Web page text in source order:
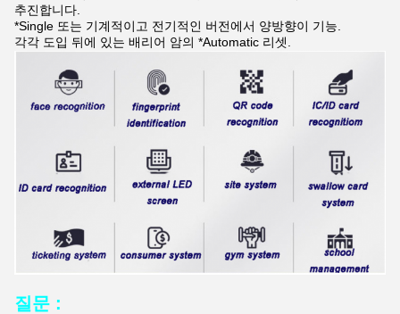
추진합니다.
*Single 또는 기계적이고 전기적인 버전에서 양방향이 기능.
각각 도입 뒤에 있는 배리어 암의 *Automatic 리셋.
질문 :